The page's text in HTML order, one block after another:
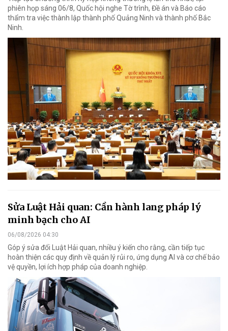
phiên họp sáng 06/8, Quốc hội nghe Tờ trình, Đề án và Báo cáo
thẩm tra việc thành lập thành phố Quảng Ninh và thành phố Bắc
Ninh.
Sửa Luật Hải quan: Cần hành lang pháp lý
minh bạch cho AI
06/08/2026 04:30
Góp ý sửa đổi Luật Hải quan, nhiều ý kiến cho rằng, cần tiếp tục
hoàn thiện các quy định về quản lý rủi ro, ứng dụng AI và cơ chế bảo
vệ quyền, lợi ích hợp pháp của doanh nghiệp.